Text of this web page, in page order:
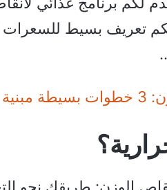
تعريف بسيط للسعرات